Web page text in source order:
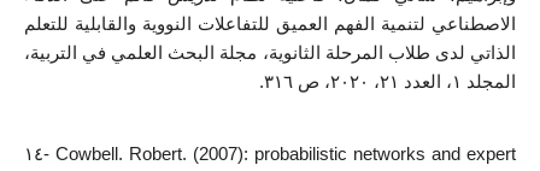
المجلد ١، العدد ٢١، ٢٠٢٠، ص ٣١٦.
١٤- Cowbell. Robert. (2007): probabilistic networks and expert